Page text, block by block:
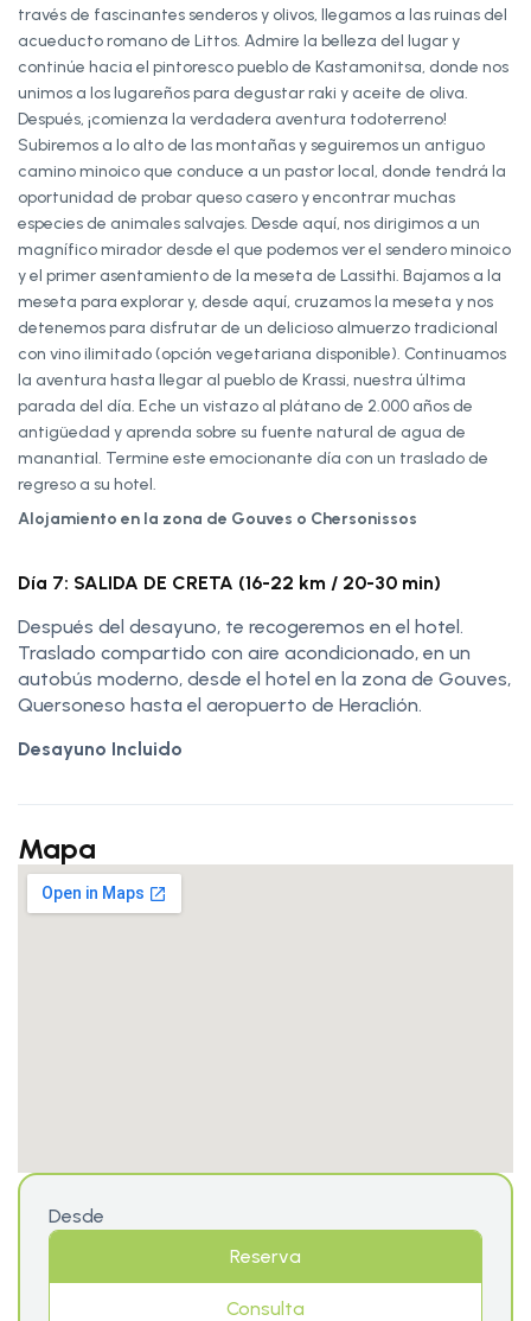
través de fascinantes senderos y olivos, llegamos a las ruinas del
acueducto romano de Littos. Admire la belleza del lugar y
continúe hacia el pintoresco pueblo de Kastamonitsa, donde nos
unimos a los lugareños para degustar raki y aceite de oliva.
Después, ¡comienza la verdadera aventura todoterreno!
Subiremos a lo alto de las montañas y seguiremos un antiguo
camino minoico que conduce a un pastor local, donde tendrá la
oportunidad de probar queso casero y encontrar muchas
especies de animales salvajes. Desde aquí, nos dirigimos a un
magnífico mirador desde el que podemos ver el sendero minoico
y el primer asentamiento de la meseta de Lassithi. Bajamos a la
meseta para explorar y, desde aquí, cruzamos la meseta y nos
detenemos para disfrutar de un delicioso almuerzo tradicional
con vino ilimitado (opción vegetariana disponible). Continuamos
la aventura hasta llegar al pueblo de Krassi, nuestra última
parada del día. Eche un vistazo al plátano de 2.000 años de
antigüedad y aprenda sobre su fuente natural de agua de
manantial. Termine este emocionante día con un traslado de
regreso a su hotel.
Alojamiento en la zona de Gouves o Chersonissos
Día 7: SALIDA DE CRETA (16-22 km / 20-30 min)
Después del desayuno, te recogeremos en el hotel.
Traslado compartido con aire acondicionado, en un
autobús moderno, desde el hotel en la zona de Gouves,
Quersoneso hasta el aeropuerto de Heraclión.
Desayuno Incluido
Mapa
Desde
Reserva
Consulta